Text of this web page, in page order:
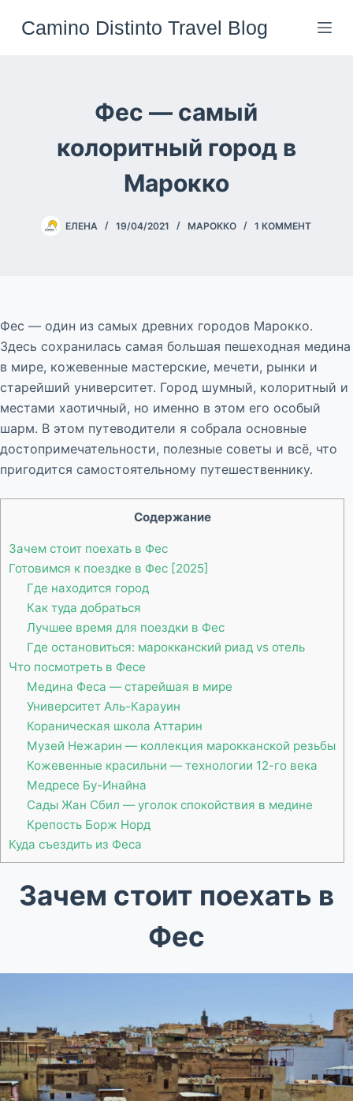
Camino Distinto Travel Blog
Фес — самый
колоритный город в
Марокко
ЕЛЕНА 19/04/2021 МАРОККО 1 КОММЕНТ
Фес — один из самых древних городов Марокко.
Здесь сохранилась самая большая пешеходная медина
в мире, кожевенные мастерские, мечети, рынки и
старейший университет. Город шумный, колоритный и
местами хаотичный, но именно в этом его особый
шарм. В этом путеводители я собрала основные
достопримечательности, полезные советы и всё, что
пригодится самостоятельному путешественнику.
Содержание
Зачем стоит поехать в Фес
Готовимся к поездке в Фес [2025]
Где находится город
Как туда добраться
Лучшее время для поездки в Фес
Где остановиться: марокканский риад vs отель
Что посмотреть в Фесе
Медина Феса — старейшая в мире
Университет Аль-Карауин
Кораническая школа Аттарин
Музей Нежарин — коллекция марокканской резьбы
Кожевенные красильни — технологии 12-го века
Медресе Бу-Инайна
Сады Жан Сбил — уголок спокойствия в медине
Крепость Борж Норд
Куда съездить из Феса
Зачем стоит поехать в
Фес